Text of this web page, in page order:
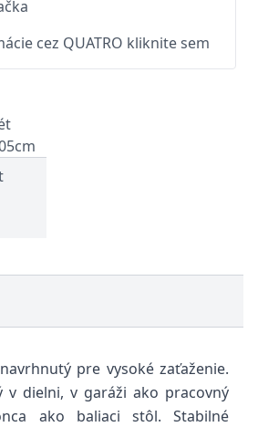
cez QUATRO kliknite sem
pre vysoké zaťaženie.
v dielni, v garáži ako pracovný
ako baliaci stôl. Stabilné